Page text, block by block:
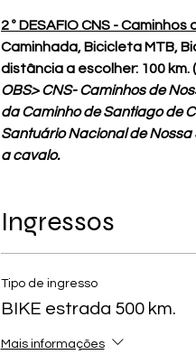
2 º DESAFIO CNS -
Caminhada, Bicicleta MTB,
distância a escolher: 100 km.
OBS> CNS- Caminhos de
da Caminho de Santiago de
Santuário Nacional de
a cavalo.
Ingressos
Tipo de ingresso
BIKE estrada 500 km.
Mais informações